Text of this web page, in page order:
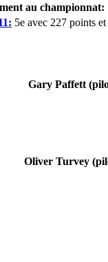
au championnat:
5e avec 227 points
Gary Paffett
Oliver Turvey